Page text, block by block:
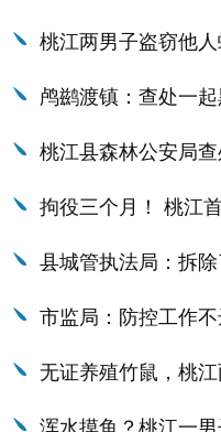
桃江两男子盗窃他
鸬鹚渡镇：查处一
桃江县森林公安局
拘役三个月！ 桃江
县城管执法局：拆
市监局：防控工作
无证养殖竹鼠，桃